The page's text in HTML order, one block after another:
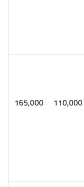
110,000
165,000